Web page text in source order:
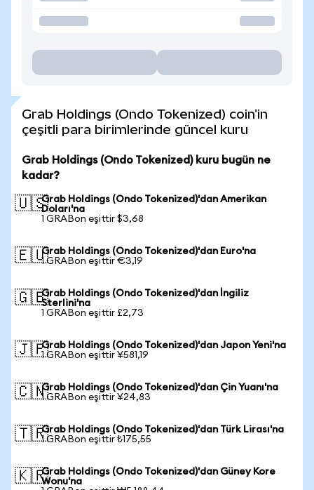
Grab Holdings (Ondo Tokenized) coin'in
çeşitli para birimlerinde güncel kuru
Grab Holdings (Ondo Tokenized) kuru bugün ne
kadar?
🇺🇸Grab Holdings (Ondo Tokenized)'dan Amerikan
Doları'na
1 GRABon eşittir $3,68
🇪🇺Grab Holdings (Ondo Tokenized)'dan Euro'na
1 GRABon eşittir €3,19
🇬🇧Grab Holdings (Ondo Tokenized)'dan İngiliz
Sterlini'na
1 GRABon eşittir £2,73
🇯🇵Grab Holdings (Ondo Tokenized)'dan Japon Yeni'na
1 GRABon eşittir ¥581,19
🇨🇳Grab Holdings (Ondo Tokenized)'dan Çin Yuanı'na
1 GRABon eşittir ¥24,83
🇹🇷Grab Holdings (Ondo Tokenized)'dan Türk Lirası'na
1 GRABon eşittir ₺175,55
🇰🇷Grab Holdings (Ondo Tokenized)'dan Güney Kore
Wonu'na